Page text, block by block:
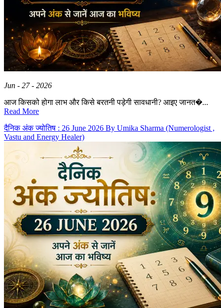
Jun - 27 - 2026
आज किसको होगा लाभ और किसे बरतनी पड़ेगी सावधानी? आइए जानत�...
Read More
दैनिक अंक ज्योतिष : 26 June 2026 By Umika Sharma (Numerologist ,
Vastu and Energy Healer)